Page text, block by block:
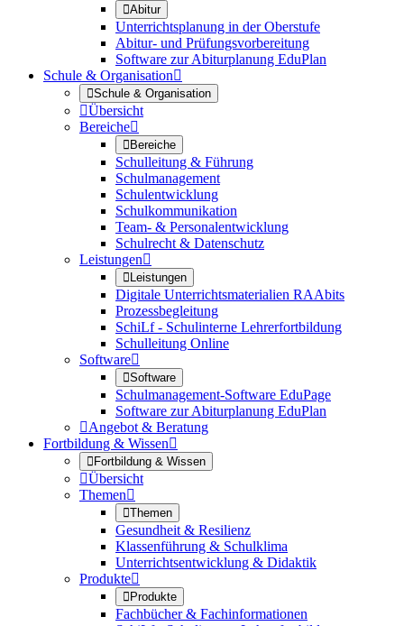
Abitur
Unterrichtsplanung in der Oberstufe
Abitur- und Prüfungsvorbereitung
Software zur Abiturplanung EduPlan
Schule & Organisation
Schule & Organisation
Übersicht
Bereiche
Bereiche
Schulleitung & Führung
Schulmanagement
Schulentwicklung
Schulkommunikation
Team- & Personalentwicklung
Schulrecht & Datenschutz
Leistungen
Leistungen
Digitale Unterrichtsmaterialien RAAbits
Prozessbegleitung
SchiLf - Schulinterne Lehrerfortbildung
Schulleitung Online
Software
Software
Schulmanagement-Software EduPage
Software zur Abiturplanung EduPlan
Angebot & Beratung
Fortbildung & Wissen
Fortbildung & Wissen
Übersicht
Themen
Themen
Gesundheit & Resilienz
Klassenführung & Schulklima
Unterrichtsentwicklung & Didaktik
Produkte
Produkte
Fachbücher & Fachinformationen